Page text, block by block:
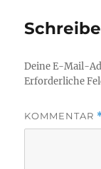
Deine E-Mail-
Erforderliche
KOMMENTAR